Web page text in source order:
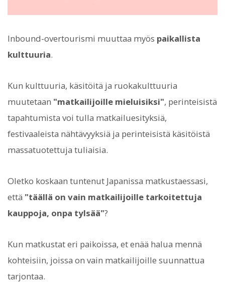
Inbound-overtourismi muuttaa myös paikallista
kulttuuria.
Kun kulttuuria, käsitöitä ja ruokakulttuuria
muutetaan "matkailijoille mieluisiksi", perinteisistä
tapahtumista voi tulla matkailuesityksiä,
festivaaleista nähtävyyksiä ja perinteisistä käsitöistä
massatuotettuja tuliaisia.
Oletko koskaan tuntenut Japanissa matkustaessasi,
että "täällä on vain matkailijoille tarkoitettuja
kauppoja, onpa tylsää"?
Kun matkustat eri paikoissa, et enää halua mennä
kohteisiin, joissa on vain matkailijoille suunnattua
tarjontaa.